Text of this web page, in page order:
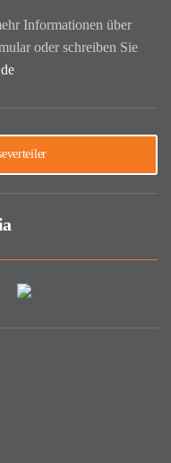
Informationen über
oder schreiben Sie